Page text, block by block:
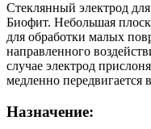
Стеклянный электрод
Биофит. Небольшая
для обработки малых
направленного
случае электрод
медленно передвигается
Назначение: